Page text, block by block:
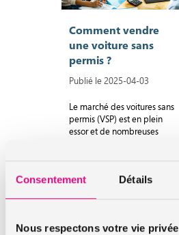
Consentement Détails
Nous respectons votre vie privée
Comment vendre
une voiture sans
permis ?
Publié le 2025-04-03
Le marché des voitures sans
permis (VSP) est en plein
essor et de nombreuses
plus en plus […]